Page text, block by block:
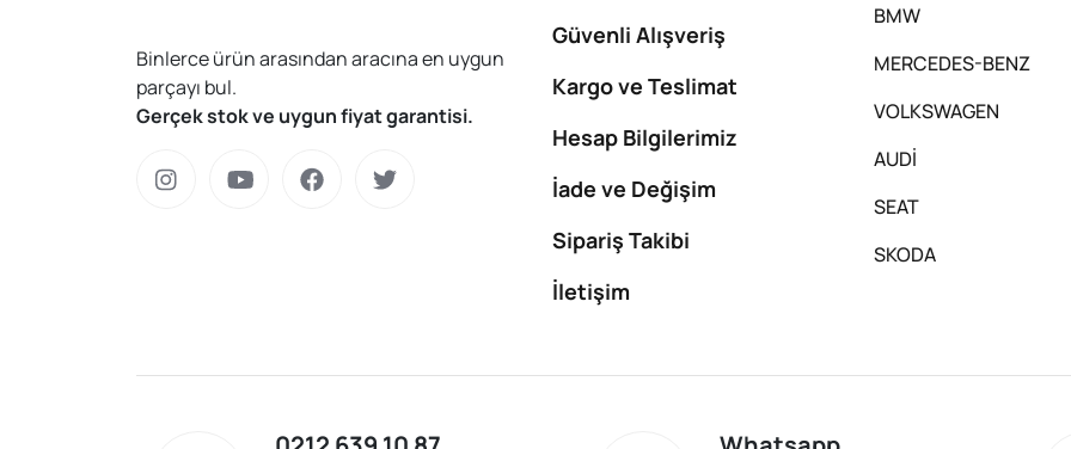
Binlerce ürün arasından aracına en uygun
parçayı bul.
Gerçek stok ve uygun fiyat garantisi.
Güvenli Alışveriş
Kargo ve Teslimat
Hesap Bilgilerimiz
İade ve Değişim
Sipariş Takibi
İletişim
BMW
MERCEDES-BENZ
VOLKSWAGEN
AUDİ
SEAT
SKODA